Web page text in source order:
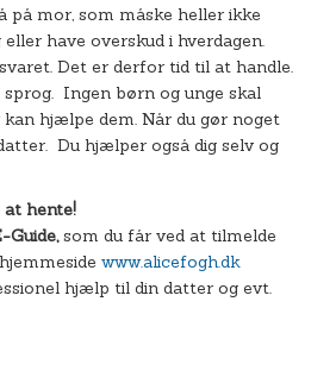
på mor, som måske heller ikke
have overskud i hverdagen.
Det er derfor tid til at handle.
Ingen børn og unge skal
hjælpe dem. Når du gør noget
Du hjælper også dig selv og
hente!
Guide,som du får ved at tilmelde
www.alicefogh.dk
hjælp til din datter og evt.